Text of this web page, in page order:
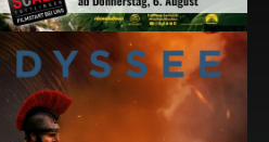
Nächste Woche, vom 15.08.2026
Digital 2D